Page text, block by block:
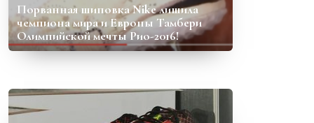
Порванная шиповка Nike лишила
чемпиона мира и Европы Тамбери
Олимпийской мечты Рио-2016!